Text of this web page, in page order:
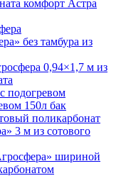
комфорт Астра
без тамбура из
0,94×1,7 м из
подогревом
150л бак
поликарбонат
3 м из сотового
шириной